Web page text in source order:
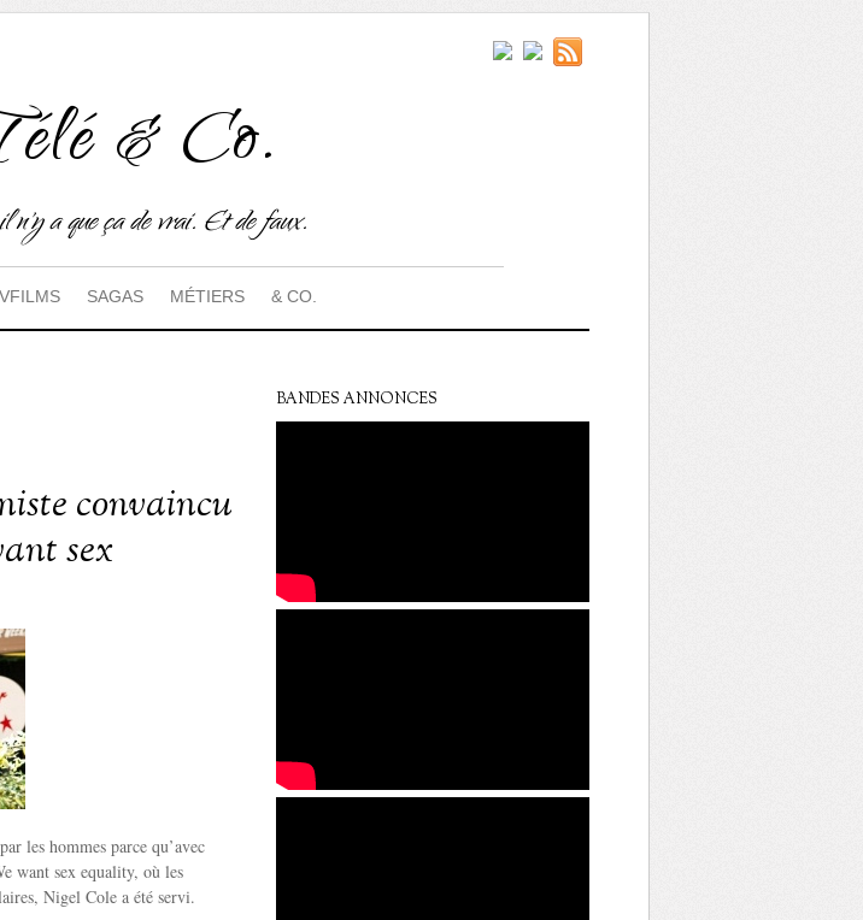
& Co.
n'y a que ça de vrai. Et de faux.
SAGAS MÉTIERS & CO.
convaincu
sex
les hommes parce qu’avec
want sex equality, où les
Nigel Cole a été servi.
BANDES ANNONCES